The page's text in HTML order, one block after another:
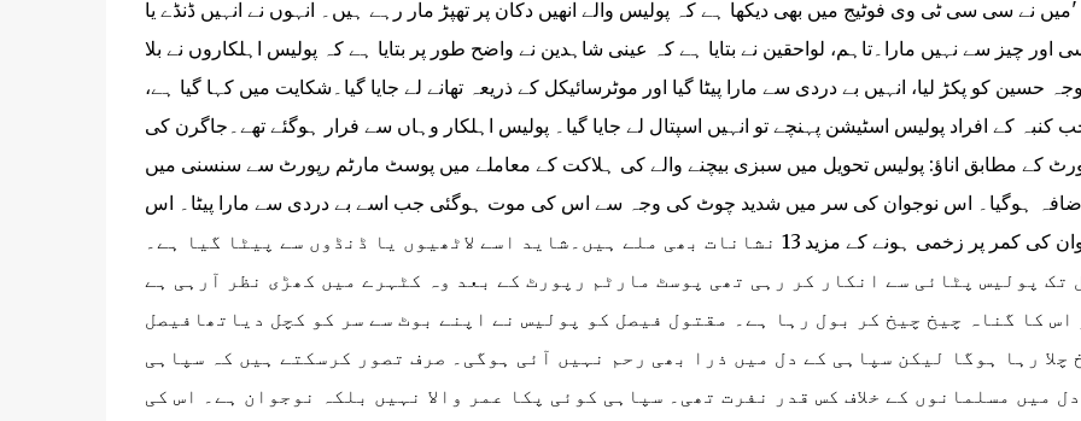
'میں نے سی سی ٹی وی فوٹیج میں بھی دیکھا ہے کہ پولیس والے انھیں دکان پر تھپڑ مار رہے ہیں۔ انہوں نے انہیں ڈنڈے یا
اور چیز سے نہیں مارا۔تاہم، لواحقین نے بتایا ہے کہ عینی شاہدین نے واضح طور پر بتایا ہے کہ پولیس اہلکاروں نے بلا
وجہ حسین کو پکڑ لیا، انہیں بے دردی سے مارا پیٹا گیا اور موٹرسائیکل کے ذریعہ تھانے لے جایا گیا۔شکایت میں کہا گیا ہے،
کنبہ کے افراد پولیس اسٹیشن پہنچے تو انہیں اسپتال لے جایا گیا۔ پولیس اہلکار وہاں سے فرار ہوگئے تھے۔جاگرن کی
کے مطابق اناؤ: پولیس تحویل میں سبزی بیچنے والے کی ہلاکت کے معاملے میں پوسٹ مارٹم رپورٹ سے سنسنی میں
ہوگیا۔ اس نوجوان کی سر میں شدید چوٹ کی وجہ سے اس کی موت ہوگئی جب اسے بے دردی سے مارا پیٹا۔ اس
نوجوان کی کمر پر زخمی ہونے کے مزید 13 نشانات بھی ملے ہیں۔شاید اسے لاٹھیوں یا ڈنڈوں سے پیٹا گیا ہے۔
تک پولیس پٹائی سے انکار کر رہی تھی پوسٹ مارٹم رپورٹ کے بعد وہ کٹہرے میں کھڑی نظر آرہی ہے
اس کا گناہ چیخ چیخ کر بول رہا ہے۔ مقتول فیصل کو پولیس نے اپنے بوٹ سے سر کو کچل دیاتھافیصل
چلا رہا ہوگا لیکن سپاہی کے دل میں ذرا بھی رحم نہیں آئی ہوگی۔ صرف تصور کرسکتے ہیں کہ سپاہی
میں مسلمانوں کے خلاف کس قدر نفرت تھی۔ سپاہی کوئی پکا عمر والا نہیں بلکہ نوجوان ہے۔ اس کی